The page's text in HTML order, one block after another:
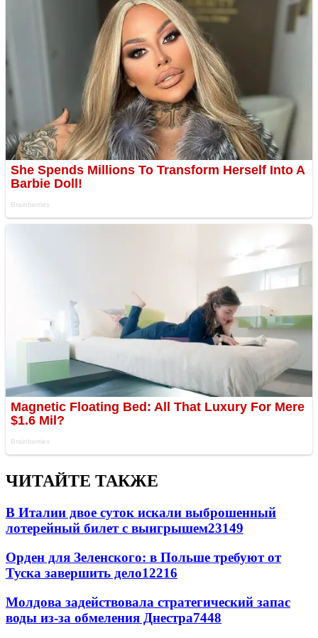
ЧИТАЙТЕ ТАКЖЕ
В Италии двое суток искали выброшенный
лотерейный билет с выигрышем23149
Орден для Зеленского: в Польше требуют от
Туска завершить дело12216
Молдова задействовала стратегический запас
воды из-за обмеления Днестра7448